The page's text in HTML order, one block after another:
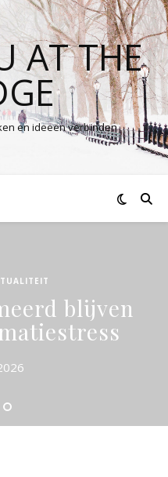
AT THE
en ideeën verbinden
blijven